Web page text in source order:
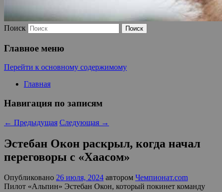
Поиск
Главное меню
Перейти к основному содержимому
Главная
Навигация по записям
← Предыдущая Следующая →
Эстебан Окон раскрыл, когда начал
переговоры с «Хаасом»
Опубликовано 26 июля, 2024 автором Чемпионат.com
Пилот «Альпин» Эстебан Окон, который покинет команду